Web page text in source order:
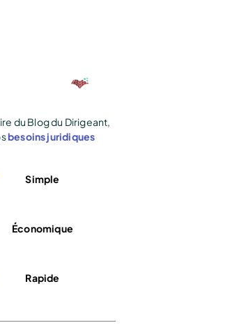
du Blog du Dirigeant,
besoins juridiques
Simple
Économique
Rapide